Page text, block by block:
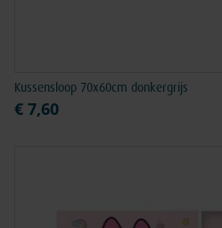
Kussensloop 70x60cm donkergrijs
€ 7,60